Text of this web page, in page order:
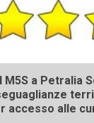
a Petralia
accesso alle